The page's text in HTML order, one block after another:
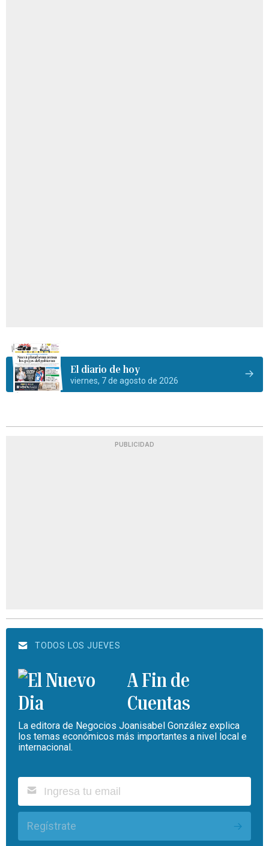
El diario de hoy
viernes, 7 de agosto de 2026
PUBLICIDAD
TODOS LOS JUEVES
A Fin de
Cuentas
La editora de Negocios Joanisabel González explica
los temas económicos más importantes a nivel local e
internacional.
Regístrate